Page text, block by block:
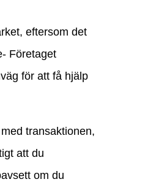
eftersom det
Företaget
för att få hjälp
transaktionen,
att du
om du